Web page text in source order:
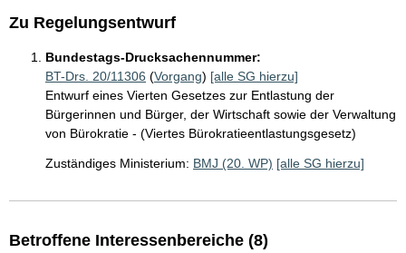
Zu Regelungsentwurf
Bundestags-Drucksachennummer:
BT-Drs. 20/11306 (Vorgang) [alle SG hierzu]
Entwurf eines Vierten Gesetzes zur Entlastung der
Bürgerinnen und Bürger, der Wirtschaft sowie der Verwaltung
von Bürokratie - (Viertes Bürokratieentlastungsgesetz)
Zuständiges Ministerium: BMJ (20. WP) [alle SG hierzu]
Betroffene Interessenbereiche (8)